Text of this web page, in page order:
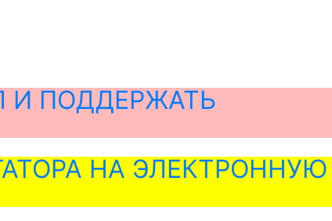
И ПОДДЕРЖАТЬ
НА ЭЛЕКТРОННУЮ